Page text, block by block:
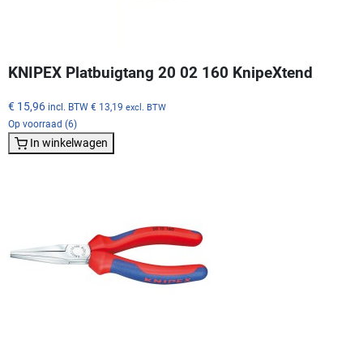
KNIPEX Platbuigtang 20 02 160 KnipeXtend
€ 15,96 incl. BTW € 13,19 excl. BTW
Op voorraad (6)
In winkelwagen